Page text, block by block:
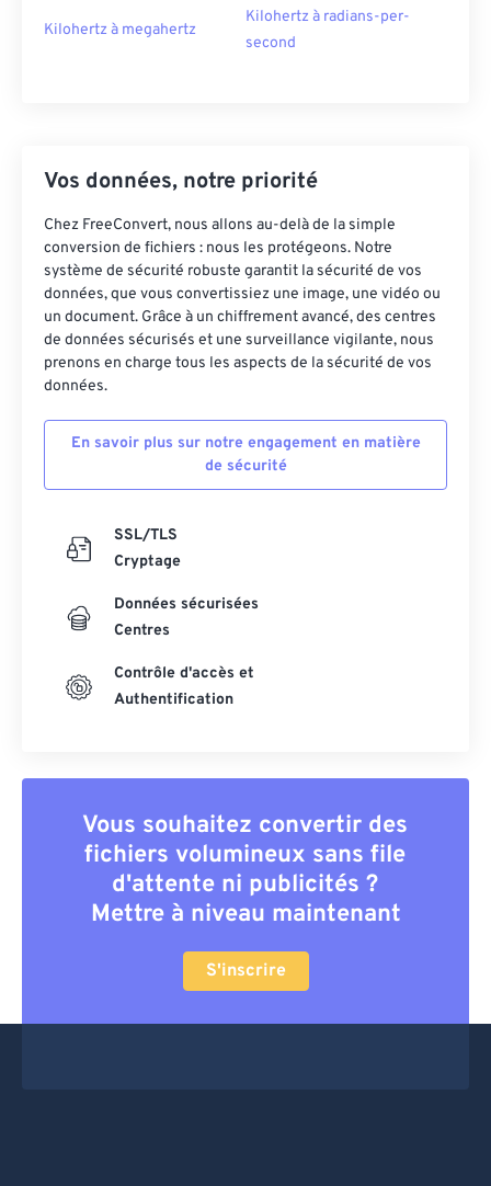
Kilohertz à megahertz
Kilohertz à radians-per-
second
Vos données, notre priorité
Chez FreeConvert, nous allons au-delà de la simple
conversion de fichiers : nous les protégeons. Notre
système de sécurité robuste garantit la sécurité de vos
données, que vous convertissiez une image, une vidéo ou
un document. Grâce à un chiffrement avancé, des centres
de données sécurisés et une surveillance vigilante, nous
prenons en charge tous les aspects de la sécurité de vos
données.
En savoir plus sur notre engagement en matière
de sécurité
SSL/TLS
Cryptage
Données sécurisées
Centres
Contrôle d'accès et
Authentification
Vous souhaitez convertir des
fichiers volumineux sans file
d'attente ni publicités ?
Mettre à niveau maintenant
S'inscrire